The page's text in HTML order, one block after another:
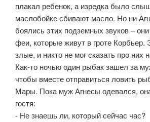
плакал ребенок, а изредка было
маслобойке сбивают масло. Но ни
боялись этих подземных звуков –
феи, которые живут в гроте
злые, и никто не мог сказать про них
Как-то ночью один рыбак зашел за
чтобы вместе отправиться ловить
Мары. Пока муж Агнесы одевался,
гостя:
- Не знаешь ли, который сейчас час?